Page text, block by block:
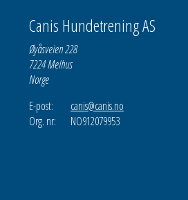
Canis Hundetrening AS
Øyåsveien 228
7224 Melhus
Norge
E-post:
canis@canis.no
Org. nr:
NO912079953